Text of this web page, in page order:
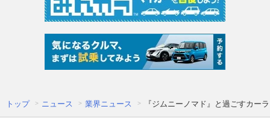
トップ ニュース 業界ニュース 『ジムニーノマド』と過ごすカー